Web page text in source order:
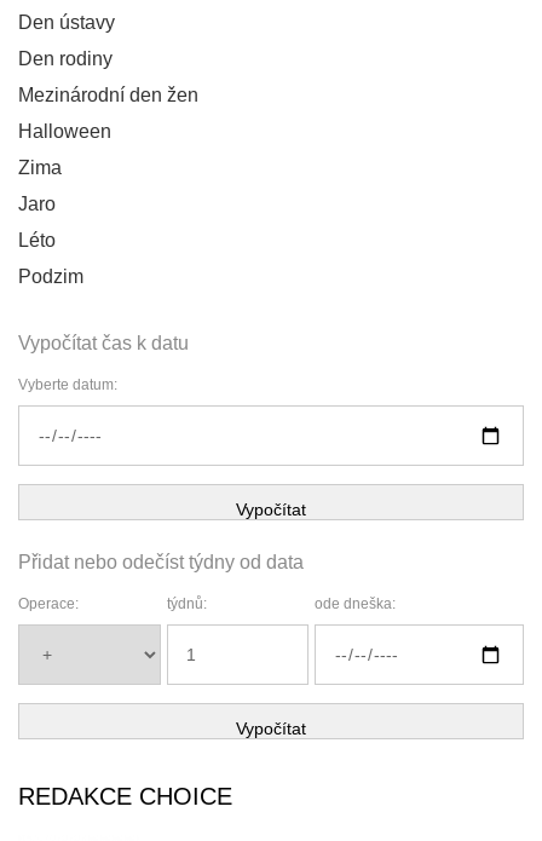
Den ústavy
Den rodiny
Mezinárodní den žen
Halloween
Zima
Jaro
Léto
Podzim
Vypočítat čas k datu
Vyberte datum:
Vypočítat
Přidat nebo odečíst týdny od data
Operace: týdnů: ode dneška:
Vypočítat
REDAKCE CHOICE